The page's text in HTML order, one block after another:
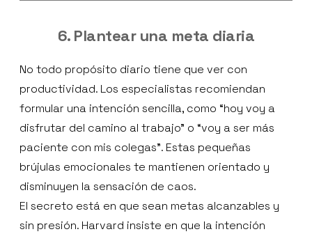
6. Plantear una meta diaria
No todo propósito diario tiene que ver con
productividad. Los especialistas recomiendan
formular una intención sencilla, como “hoy voy a
disfrutar del camino al trabajo” o “voy a ser más
paciente con mis colegas”. Estas pequeñas
brújulas emocionales te mantienen orientado y
disminuyen la sensación de caos.
El secreto está en que sean metas alcanzables y
sin presión. Harvard insiste en que la intención